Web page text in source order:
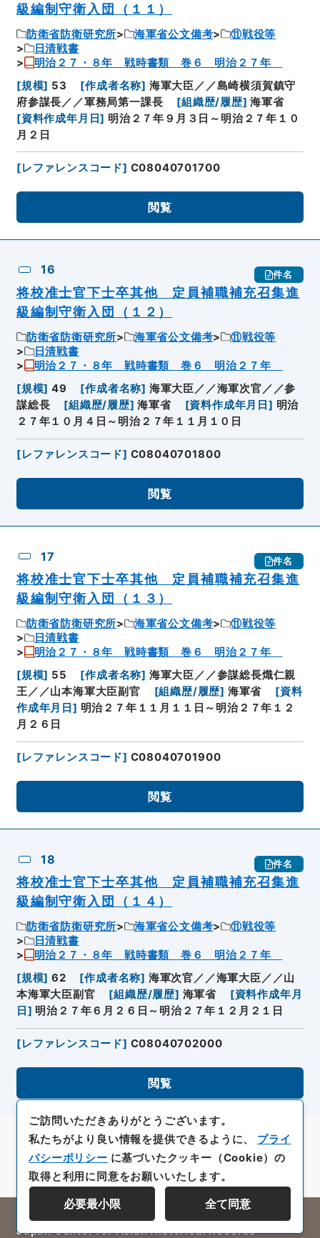
級編制守衛入団（１１）
防衛省防衛研究所 海軍省公文備考
⑪戦役等
日清戦書
明治２７・８年 戦時書類 巻６ 明治２７年
[規模] 53 [作成者名称] 海軍大臣／／島崎横須賀鎮守
府参謀長／／軍務局第一課長
[組織歴/履歴] 海軍省
[資料作成年月日] 明治２７年９月３日～明治２７年１０
月２日
[レファレンスコード] C08040701700
閲覧
16 件名
将校准士官下士卒其他 定員補職補充召集進
級編制守衛入団（１２）
防衛省防衛研究所 海軍省公文備考
⑪戦役等
日清戦書
明治２７・８年 戦時書類 巻６ 明治２７年
[規模] 49 [作成者名称] 海軍大臣／／海軍次官／／参
謀総長
[組織歴/履歴] 海軍省 [資料作成年月日 ] 明治
２７年１０月４日～明治２７年１１月１０日
[レファレンスコード] C08040701800
閲覧
17 件名
将校准士官下士卒其他 定員補職補充召集進
級編制守衛入団（１３）
防衛省防衛研究所 海軍省公文備考
⑪戦役等
日清戦書
明治２７・８年 戦時書類 巻６ 明治２７年
[規模] 55 [作成者名称] 海軍大臣／／参謀総長熾仁親
王／／山本海軍大臣副官
[組織歴/履歴] 海軍省 [資料
作成年月日 ] 明治２７年１１月１１日～明治２７年１２
月２６日
[レファレンスコード] C08040701900
閲覧
18 件名
将校准士官下士卒其他 定員補職補充召集進
級編制守衛入団（１４）
防衛省防衛研究所 海軍省公文備考
⑪戦役等
日清戦書
明治２７・８年 戦時書類 巻６ 明治２７年
[規模] 62 [作成者名称] 海軍次官／／海軍大臣／／山
本海軍大臣副官
[組織歴/履歴] 海軍省 [資料作成年月
日 ] 明治２７年６月２６日～明治２７年１２月２１日
[レファレンスコード] C08040702000
閲覧
All rights reserved/Copyright©
Japan Center for Asian Historical Records
ご訪問いただきありがとうございます。
私たちがより良い情報を提供できるように、 プライ
バシーポリシー に基づいたクッキー（Cookie）の
取得と利用に同意をお願いいたします。
必要最小限 全て同意